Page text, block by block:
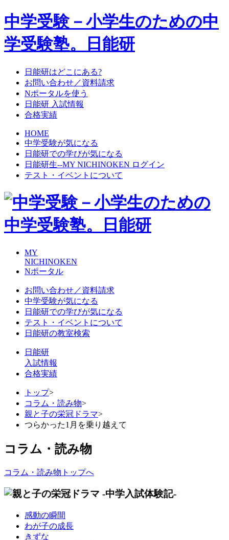
中学受験－小学生のための中
学受験塾。日能研
日能研はどこにある?
お問い合わせ／資料請求
Nポータルを使う
日能研 入試情報
合格実績
HOME
中学受験が気になる
日能研での学びが気になる
日能研生--MY NICHINOKEN ログイン
テスト・イベントについて
MY
NICHINOKEN
Nポータル
お問い合わせ／資料請求
中学受験が気になる
日能研での学びが気になる
テスト・イベントについて
日能研の教室検索
日能研
入試情報
合格実績
トップ>
コラム・読み物>
親と子の栄冠ドラマ>
つらかった1月を乗り越えて
コラム・読み物
コラム・読み物トップへ
感動の瞬間
わが子の成長
きずな